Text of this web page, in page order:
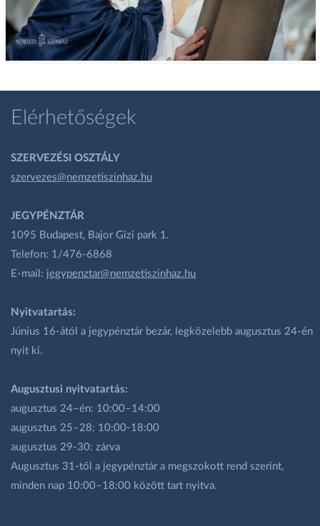
Elérhetőségek
SZERVEZÉSI OSZTÁLY
szervezes@nemzetiszinhaz.hu
JEGYPÉNZTÁR
1095 Budapest, Bajor Gizi park 1.
Telefon: 1/476-6868
E-mail: jegypenztar@nemzetiszinhaz.hu
Nyitvatartás:
Június 16-ától a jegypénztár bezár, legközelebb augusztus 24-én
nyit ki.
Augusztusi nyitvatartás:
augusztus 24–én: 10:00–14:00
augusztus 25–28: 10:00-18:00
augusztus 29-30: zárva
Augusztus 31-től a jegypénztár a megszokott rend szerint,
minden nap 10:00–18:00 között tart nyitva.